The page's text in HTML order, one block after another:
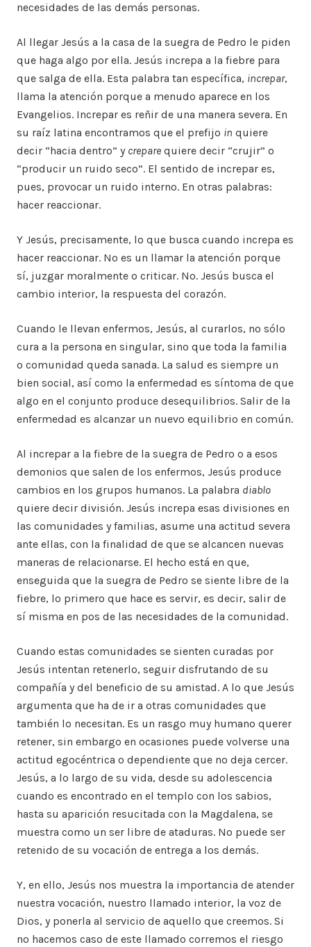
necesidades de las demás personas.
Al llegar Jesús a la casa de la suegra de Pedro le piden
que haga algo por ella. Jesús increpa a la fiebre para
que salga de ella. Esta palabra tan específica, increpar,
llama la atención porque a menudo aparece en los
Evangelios. Increpar es reñir de una manera severa. En
su raíz latina encontramos que el prefijo in quiere
decir “hacia dentro” y crepare quiere decir “crujir” o
“producir un ruido seco”. El sentido de increpar es,
pues, provocar un ruido interno. En otras palabras:
hacer reaccionar.
Y Jesús, precisamente, lo que busca cuando increpa es
hacer reaccionar. No es un llamar la atención porque
sí, juzgar moralmente o criticar. No. Jesús busca el
cambio interior, la respuesta del corazón.
Cuando le llevan enfermos, Jesús, al curarlos, no sólo
cura a la persona en singular, sino que toda la familia
o comunidad queda sanada. La salud es siempre un
bien social, así como la enfermedad es síntoma de que
algo en el conjunto produce desequilibrios. Salir de la
enfermedad es alcanzar un nuevo equilibrio en común.
Al increpar a la fiebre de la suegra de Pedro o a esos
demonios que salen de los enfermos, Jesús produce
cambios en los grupos humanos. La palabra diablo
quiere decir división. Jesús increpa esas divisiones en
las comunidades y familias, asume una actitud severa
ante ellas, con la finalidad de que se alcancen nuevas
maneras de relacionarse. El hecho está en que,
enseguida que la suegra de Pedro se siente libre de la
fiebre, lo primero que hace es servir, es decir, salir de
sí misma en pos de las necesidades de la comunidad.
Cuando estas comunidades se sienten curadas por
Jesús intentan retenerlo, seguir disfrutando de su
compañía y del beneficio de su amistad. A lo que Jesús
argumenta que ha de ir a otras comunidades que
también lo necesitan. Es un rasgo muy humano querer
retener, sin embargo en ocasiones puede volverse una
actitud egocéntrica o dependiente que no deja cercer.
Jesús, a lo largo de su vida, desde su adolescencia
cuando es encontrado en el templo con los sabios,
hasta su aparición resucitada con la Magdalena, se
muestra como un ser libre de ataduras. No puede ser
retenido de su vocación de entrega a los demás.
Y, en ello, Jesús nos muestra la importancia de atender
nuestra vocación, nuestro llamado interior, la voz de
Dios, y ponerla al servicio de aquello que creemos. Si
no hacemos caso de este llamado corremos el riesgo